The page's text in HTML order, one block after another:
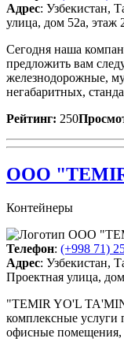
Адрес: Узбекистан,
улица, дом 52а, этаж
Сегодня наша
предложить вам
железнодорожные,
негабаритных,
Рейтинг: 250
ООО
Контейнеры
Телефон: (+998 71)
Адрес: Узбекистан,
Проектная улица,
"TEMIR YO'L
комплексные услуги
офисные помещения,